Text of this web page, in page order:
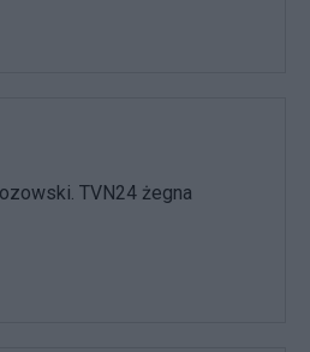
TVN24 żegna